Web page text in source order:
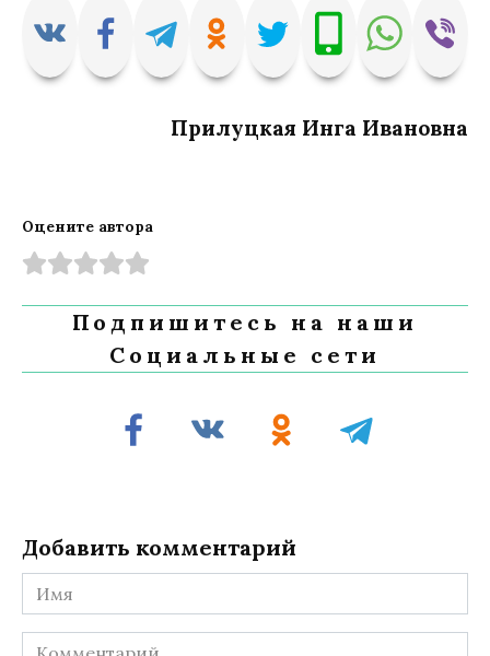
Прилуцкая Инга Ивановна
Оцените автора
Подпишитесь на наши
Социальные сети
Добавить комментарий
Имя
Комментарий